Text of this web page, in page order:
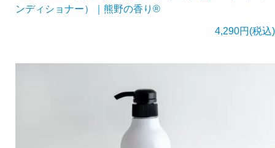
ンディショナー）｜熊野の香り®
4,290円(税込)